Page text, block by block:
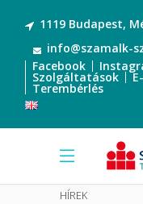
1119 Budapest,
info@szamalk-
Facebook
Szolgáltatások
Terembérlés
HÍREK